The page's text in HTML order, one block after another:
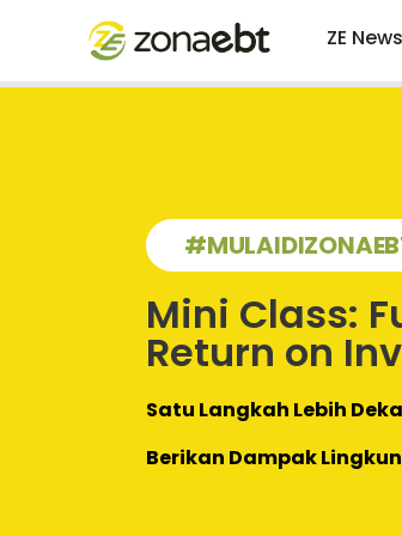
ZE News
Mini Class:
Return on
Satu Langkah Lebih
Berikan Dampak